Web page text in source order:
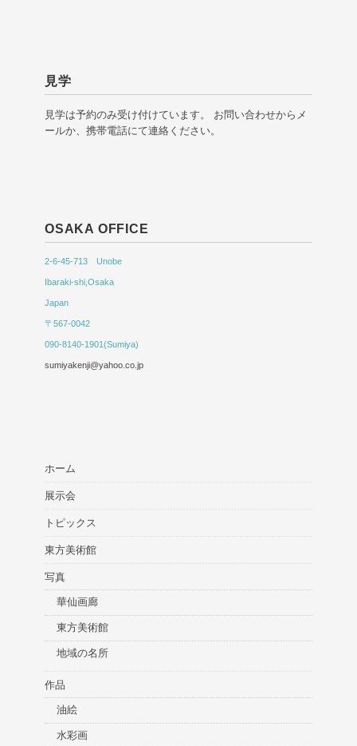
見学
見学は予約のみ受け付けています。 お問い合わせからメ
ールか、携帯電話にて連絡ください。
OSAKA OFFICE
2-6-45-713 Unobe
Ibaraki-shi,Osaka
Japan
〒567-0042
090-8140-1901(Sumiya)
sumiyakenji@yahoo.co.jp
ホーム
展示会
トピックス
東方美術館
写真
華仙画廊
東方美術館
地域の名所
作品
油絵
水彩画